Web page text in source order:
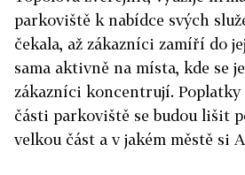
parkoviště k nabídce svých
čekala, až zákazníci zamíří do
sama aktivně na místa, kde se
zákazníci koncentrují. Poplatky
části parkoviště se budou lišit
velkou část a v jakém městě si